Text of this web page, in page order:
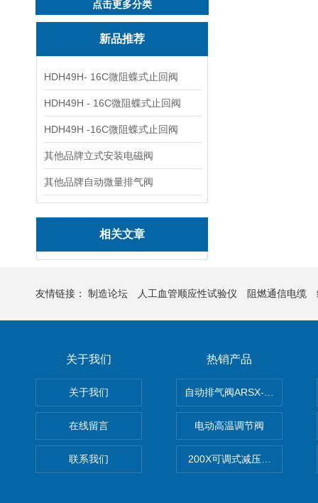
点击更多分类
新品推荐
HDH49H- 16C微阻蝶式止回阀
HDH49H - 16C微阻蝶式止回阀
HDH49H -16C微阻蝶式止回阀
其他品牌立式安装电磁阀
其他品牌自动微量排气阀
相关文章
友情链接： 制造论坛 人工血管顺应性试验仪 阻燃通信电缆
关于我们
关于我们
在线留言
联系我们
热销产品
自动排气阀ARSX-0015/
电动高温调节阀
200X可调式减压阀（减压稳